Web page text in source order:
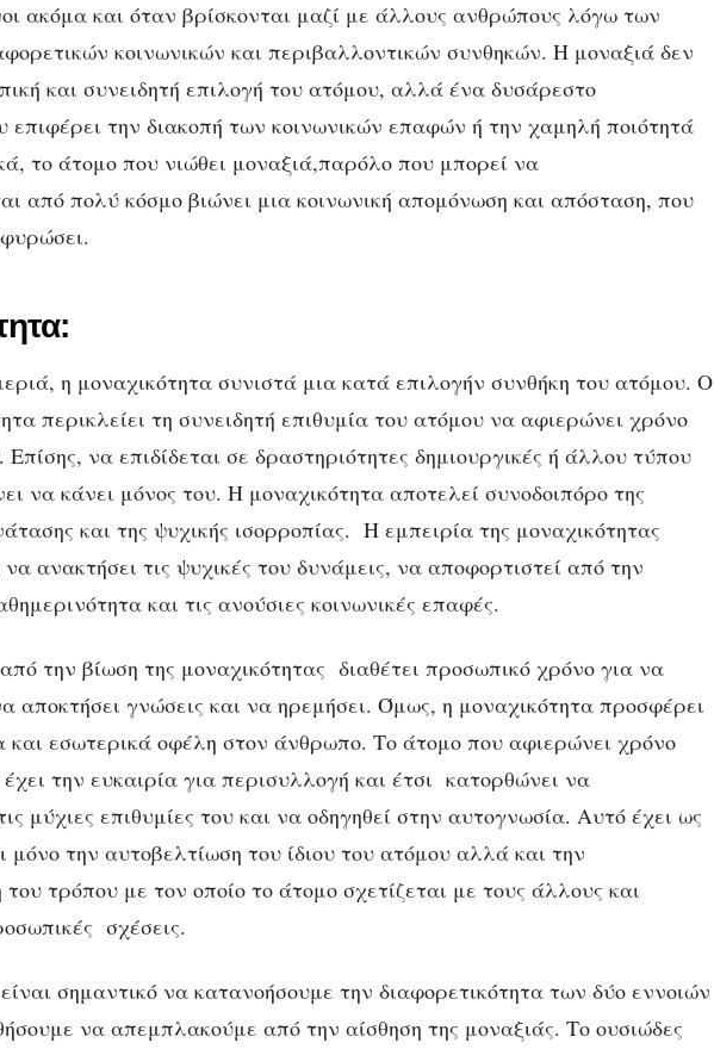
ακόμα και όταν βρίσκονται μαζί με άλλους ανθρώπους λόγω των
κοινωνικών και περιβαλλοντικών συνθηκών. Η μοναξιά δεν
και συνειδητή επιλογή του ατόμου, αλλά ένα δυσάρεστο
επιφέρει την διακοπή των κοινωνικών επαφών ή την χαμηλή ποιότητά
το άτομο που νιώθει μοναξιά,παρόλο που μπορεί να
από πολύ κόσμο βιώνει μια κοινωνική απομόνωση και απόσταση, που
η μοναχικότητα συνιστά μια κατά επιλογήν συνθήκη του ατόμου. Ο
περικλείει τη συνειδητή επιθυμία του ατόμου να αφιερώνει χρόνο
να επιδίδεται σε δραστηριότητες δημιουργικές ή άλλου τύπου
να κάνει μόνος του. Η μοναχικότητα αποτελεί συνοδοιπόρο της
και της ψυχικής ισορροπίας. Η εμπειρία της μοναχικότητας
ανακτήσει τις ψυχικές του δυνάμεις, να αποφορτιστεί από την
και τις ανούσιες κοινωνικές επαφές.
την βίωση της μοναχικότητας διαθέτει προσωπικό χρόνο για να
αποκτήσει γνώσεις και να ηρεμήσει. Όμως, η μοναχικότητα προσφέρει
και εσωτερικά οφέλη στον άνθρωπο. Το άτομο που αφιερώνει χρόνο
την ευκαιρία για περισυλλογή και έτσι κατορθώνει να
μύχιες επιθυμίες του και να οδηγηθεί στην αυτογνωσία. Αυτό έχει ως
μόνο την αυτοβελτίωση του ίδιου του ατόμου αλλά και την
του τρόπου με τον οποίο το άτομο σχετίζεται με τους άλλους και
σχέσεις.
σημαντικό να κατανοήσουμε την διαφορετικότητα των δύο εννοιών
να απεμπλακούμε από την αίσθηση της μοναξιάς. Το ουσιώδες